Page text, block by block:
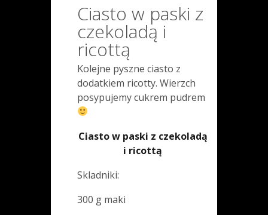
Ciasto w paski z
czekoladą i
ricottą
Kolejne pyszne ciasto z
dodatkiem ricotty. Wierzch
posypujemy cukrem pudrem
Ciasto w paski z czekoladą
i ricottą
Skladniki:
300 g maki